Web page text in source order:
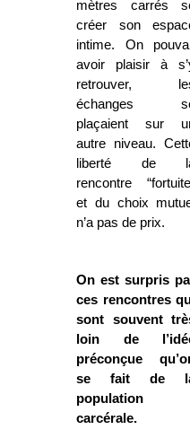
mètres carrés
créer son
intime. On
avoir plaisir à
retrouver,
échanges
plaçaient sur
autre niveau.
liberté de
rencontre
et du choix
n’a pas de prix.
On est surpris
ces rencontres
sont souvent
loin de
préconçue
se fait de
population
carcérale.